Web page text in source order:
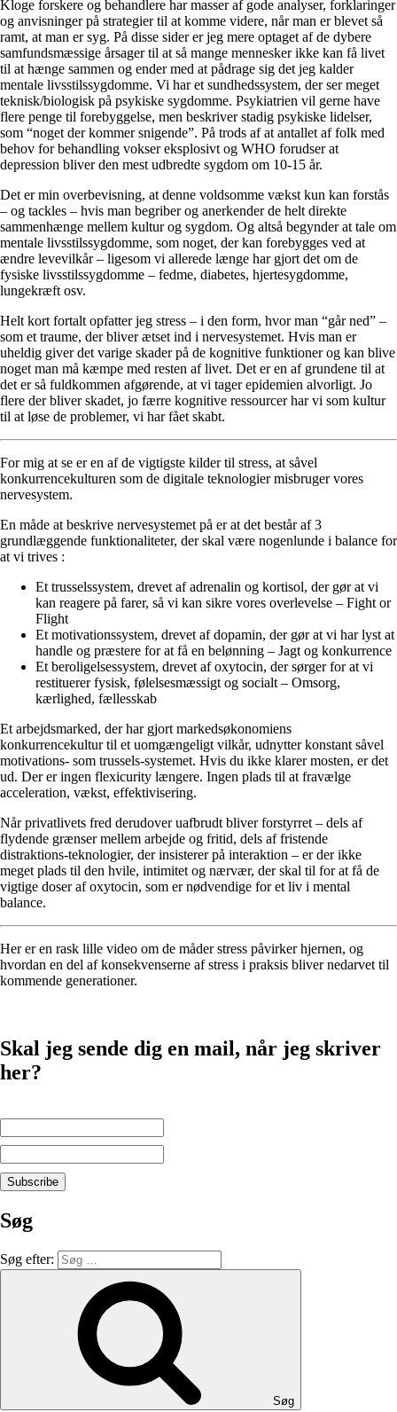
Kloge forskere og behandlere har masser af gode analyser, forklaringer
og anvisninger på strategier til at komme videre, når man er blevet så
ramt, at man er syg. På disse sider er jeg mere optaget af de dybere
samfundsmæssige årsager til at så mange mennesker ikke kan få livet
til at hænge sammen og ender med at pådrage sig det jeg kalder
mentale livsstilssygdomme. Vi har et sundhedssystem, der ser meget
teknisk/biologisk på psykiske sygdomme. Psykiatrien vil gerne have
flere penge til forebyggelse, men beskriver stadig psykiske lidelser,
som “noget der kommer snigende”. På trods af at antallet af folk med
behov for behandling vokser eksplosivt og WHO forudser at
depression bliver den mest udbredte sygdom om 10-15 år.
Det er min overbevisning, at denne voldsomme vækst kun kan forstås
– og tackles – hvis man begriber og anerkender de helt direkte
sammenhænge mellem kultur og sygdom. Og altså begynder at tale om
mentale livsstilssygdomme, som noget, der kan forebygges ved at
ændre levevilkår – ligesom vi allerede længe har gjort det om de
fysiske livsstilssygdomme – fedme, diabetes, hjertesygdomme,
lungekræft osv.
Helt kort fortalt opfatter jeg stress – i den form, hvor man “går ned” –
som et traume, der bliver ætset ind i nervesystemet. Hvis man er
uheldig giver det varige skader på de kognitive funktioner og kan blive
noget man må kæmpe med resten af livet. Det er en af grundene til at
det er så fuldkommen afgørende, at vi tager epidemien alvorligt. Jo
flere der bliver skadet, jo færre kognitive ressourcer har vi som kultur
til at løse de problemer, vi har fået skabt.
For mig at se er en af de vigtigste kilder til stress, at såvel
konkurrencekulturen som de digitale teknologier misbruger vores
nervesystem.
En måde at beskrive nervesystemet på er at det består af 3
grundlæggende funktionaliteter, der skal være nogenlunde i balance for
at vi trives :
Et trusselssystem, drevet af adrenalin og kortisol, der gør at vi
kan reagere på farer, så vi kan sikre vores overlevelse – Fight or
Flight
Et motivationssystem, drevet af dopamin, der gør at vi har lyst at
handle og præstere for at få en belønning – Jagt og konkurrence
Et beroligelsessystem, drevet af oxytocin, der sørger for at vi
restituerer fysisk, følelsesmæssigt og socialt – Omsorg,
kærlighed, fællesskab
Et arbejdsmarked, der har gjort markedsøkonomiens
konkurrencekultur til et uomgængeligt vilkår, udnytter konstant såvel
motivations- som trussels-systemet. Hvis du ikke klarer mosten, er det
ud. Der er ingen flexicurity længere. Ingen plads til at fravælge
acceleration, vækst, effektivisering.
Når privatlivets fred derudover uafbrudt bliver forstyrret – dels af
flydende grænser mellem arbejde og fritid, dels af fristende
distraktions-teknologier, der insisterer på interaktion – er der ikke
meget plads til den hvile, intimitet og nærvær, der skal til for at få de
vigtige doser af oxytocin, som er nødvendige for et liv i mental
balance.
Her er en rask lille video om de måder stress påvirker hjernen, og
hvordan en del af konsekvenserne af stress i praksis bliver nedarvet til
kommende generationer.
Skal jeg sende dig en mail, når jeg skriver
her?
Søg
Søg efter:
Søg